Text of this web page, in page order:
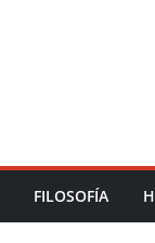
FILOSOFÍA